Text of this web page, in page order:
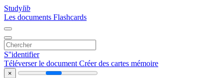
Studylib
Les documents Flashcards
S''identifier
Téléverser le document Créer des cartes mémoire
×